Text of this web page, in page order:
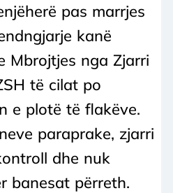
pas marrjes
kanë
Mbrojtjes nga Zjarri
të cilat po
e plotë të flakëve.
paraprake, zjarri
dhe nuk
banesat përreth.